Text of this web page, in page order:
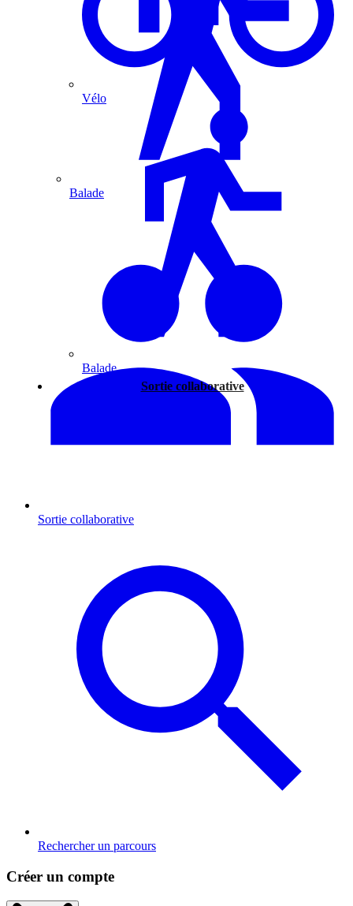
Vélo
Balade
Sortie collaborative
Balade
Sortie collaborative
Rechercher un parcours
Créer un compte